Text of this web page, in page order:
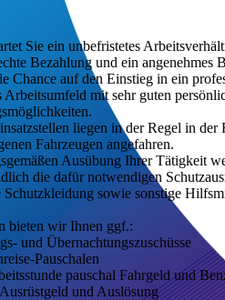
Sie ein unbefristetes
Bezahlung und ein angenehmes
Chance auf den Einstieg in ein
Arbeitsumfeld mit sehr guten
liegen in der Regel in der
Fahrzeugen angefahren.
Ausübung Ihrer Tätigkeit
die dafür notwendigen
Schutzkleidung sowie sonstige
bieten wir Ihnen ggf.:
und Übernachtungszuschüsse
Pauschalen
pauschal Fahrgeld und
und Auslösung